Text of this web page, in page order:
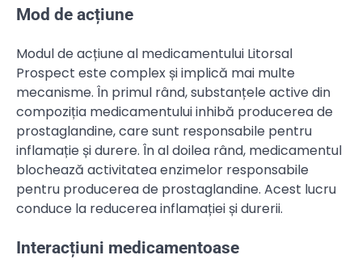
Mod de acțiune
Modul de acțiune al medicamentului Litorsal
Prospect este complex și implică mai multe
mecanisme. În primul rând, substanțele active din
compoziția medicamentului inhibă producerea de
prostaglandine, care sunt responsabile pentru
inflamație și durere. În al doilea rând, medicamentul
blochează activitatea enzimelor responsabile
pentru producerea de prostaglandine. Acest lucru
conduce la reducerea inflamației și durerii.
Interacțiuni medicamentoase